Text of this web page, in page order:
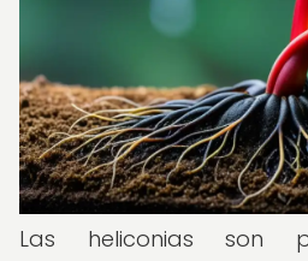
Las heliconias son